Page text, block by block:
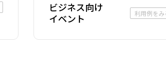
ビジネス向け
イベント
利用例をみ